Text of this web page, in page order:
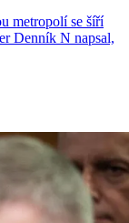
metropolí se šíří
Denník N napsal,